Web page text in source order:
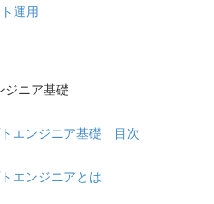
運用
ジニア基礎
エンジニア基礎 目次
エンジニアとは